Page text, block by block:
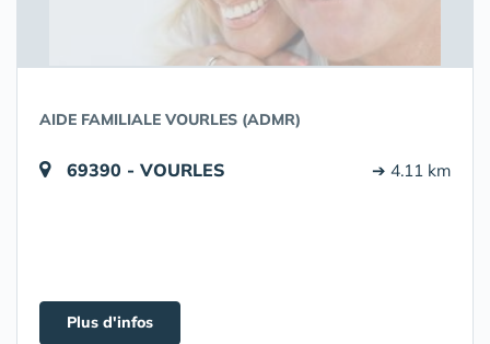
AIDE FAMILIALE VOURLES (ADMR)
69390 - VOURLES ➔ 4.11 km
Plus d'infos